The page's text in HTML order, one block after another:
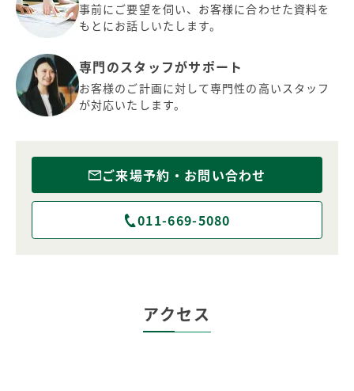
事前にご要望を伺い、お客様に合わせた資料を
もとにお話しいたします。
専門のスタッフがサポート
お客様のご計画に対して専門性の高いスタッフ
が対応いたします。
ご来場予約・お問い合わせ
011-669-5080
アクセス